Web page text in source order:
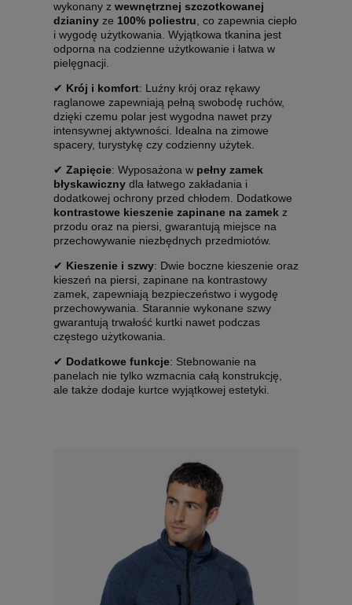
wykonany z wewnętrznej szczotkowanej
dzianiny ze 100% poliestru , co zapewnia ciepło
i wygodę użytkowania. Wyjątkowa tkanina jest
odporna na codzienne użytkowanie i łatwa w
pielęgnacji.
✔ Krój i komfort: Luźny krój oraz rękawy
raglanowe zapewniają pełną swobodę ruchów,
dzięki czemu polar jest wygodna nawet przy
intensywnej aktywności. Idealna na zimowe
spacery, turystykę czy codzienny użytek.
✔ Zapięcie: Wyposażona w pełny zamek
błyskawiczny dla łatwego zakładania i
dodatkowej ochrony przed chłodem. Dodatkowe
kontrastowe kieszenie zapinane na zamek z
przodu oraz na piersi, gwarantują miejsce na
przechowywanie niezbędnych przedmiotów.
✔ Kieszenie i szwy: Dwie boczne kieszenie oraz
kieszeń na piersi, zapinane na kontrastowy
zamek, zapewniają bezpieczeństwo i wygodę
przechowywania. Starannie wykonane szwy
gwarantują trwałość kurtki nawet podczas
częstego użytkowania.
✔ Dodatkowe funkcje: Stebnowanie na
panelach nie tylko wzmacnia całą konstrukcję,
ale także dodaje kurtce wyjątkowej estetyki.